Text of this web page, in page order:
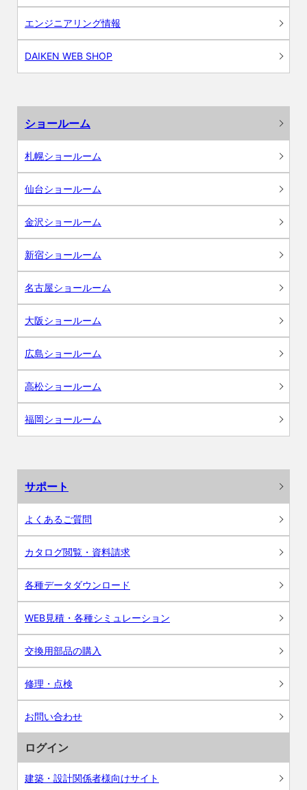
エンジニアリング情報
DAIKEN WEB SHOP
ショールーム
札幌ショールーム
仙台ショールーム
金沢ショールーム
新宿ショールーム
名古屋ショールーム
大阪ショールーム
広島ショールーム
高松ショールーム
福岡ショールーム
サポート
よくあるご質問
カタログ閲覧・資料請求
各種データダウンロード
WEB見積・各種シミュレーション
交換用部品の購入
修理・点検
お問い合わせ
ログイン
建築・設計関係者様向けサイト